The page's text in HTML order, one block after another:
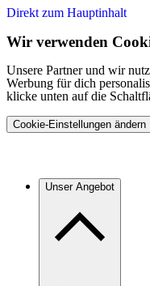
Direkt zum Hauptinhalt
Wir verwenden
Unsere Partner und wir
Werbung für dich
klicke unten auf die
Cookie-Einstellungen ändern
Unser Angebot